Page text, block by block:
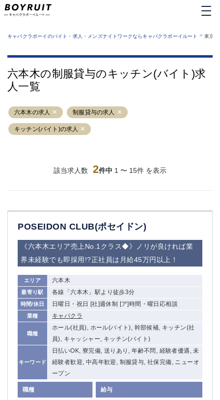
業種から探す
運営者情報
サイトマップ
キャバクラボーイのバイト・求人・メンズナイトワークならキャバクラボーイルート > 東京
六本木の制服貸与のキッチン(バイト)求
人一覧
六本木の求人 制服貸与の求人
キッチン(バイト)の求人
該当求人数 2件中 1 〜 15件 を表示
POSEIDON CLUB(ポセイドン)
《六本木エリア売上No.1クラス◆》ノリが良ければ業
界未経験でも即採用!?正社員は月給45万円以上！
エリア 六本木
最寄り駅 各線「六本木」駅より徒歩3分
時間/休日 日曜日・祝日 [社]週休制 [ア]時間・曜日応相談
業種 キャバクラ
職種
ホール(社員), ホール(バイト), 幹部候補, キッチン(社
員), キャッシャー, キッチン(バイト)
キーワード
日払いOK, 寮完備, 送りあり, 年齢不問, 経験者優遇, 未
経験者歓迎, 中高年歓迎, 制服貸与, 社保完備, ニューオ
ープン
職種 給与
六本木
池袋
新橋
渋谷
大和
錦糸町
八王子
五反田
①六本木 ②西麻布
大山
赤坂
高円寺
蒲田東口
多摩センター
立川（南口）
新宿
中野
府中
中目黒
ひばりヶ丘（北口）
吉祥寺（南口／公園口）
自由が丘
四谷
錦糸町南口
下北沢・経堂
金町（北口）
成増駅徒歩3分の好立地！
三軒茶屋（南口）
①歌舞伎町 ②新宿 ③新宿三丁目 ④西
①歌舞伎町 ②新宿 ③西部新宿 ③東新宿
①歌舞伎町 ②新宿